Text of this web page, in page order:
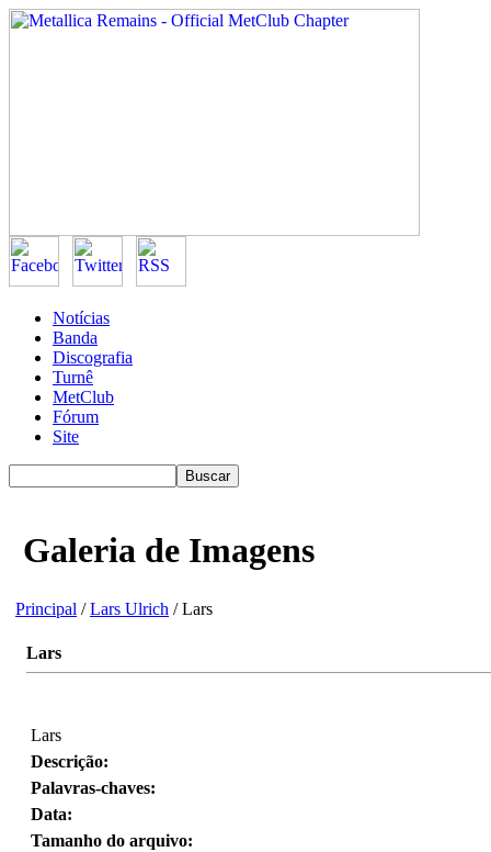
Notícias
Banda
Discografia
Turnê
MetClub
Fórum
Site
Galeria de Imagens
Principal /Lars Ulrich / Lars
Lars
Lars
Descrição:
Palavras-chaves:
Data:
Tamanho do arquivo: